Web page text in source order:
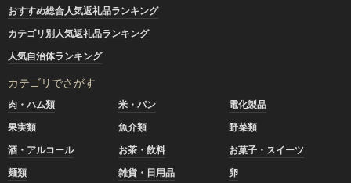
おすすめ総合人気返礼品ランキング
カテゴリ別人気返礼品ランキング
人気自治体ランキング
カテゴリでさがす
肉・ハム類 米・パン
電化製品
果実類
魚介類
野菜類
酒・アルコール
お茶・飲料
お菓子・スイーツ
麺類
雑貨・日用品
卵